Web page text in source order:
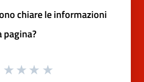
chiare le informazioni
pagina?